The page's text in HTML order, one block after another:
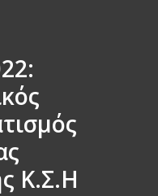
Κ.Σ.Η